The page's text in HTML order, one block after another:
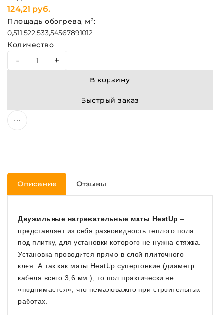
124,21 руб.
Площадь обогрева, м²:
0,511,522,533,54567891012
Количество
- +
В корзину
Быстрый заказ
Описание Отзывы
Двужильные нагревательные маты HeatUp –
представляет из себя разновидность теплого пола
под плитку, для установки которого не нужна стяжка.
Установка проводится прямо в слой плиточного
клея. А так как маты HeatUp супертонкие (диаметр
кабеля всего 3,6 мм.), то пол практически не
«поднимается», что немаловажно при строительных
работах.